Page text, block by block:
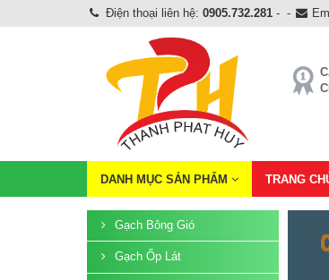
Điện thoại liên hệ: 0905.732.281- -
DANH MỤC SẢN PHẨM TRANG
Gạch Bông Gió
Gạch Ốp Lát